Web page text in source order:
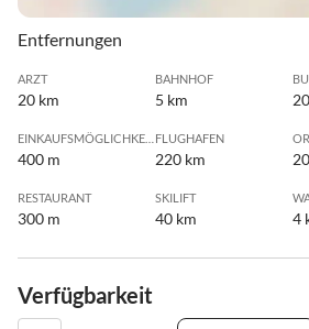
Entfernungen
ARZT
20 km
BAHNHOF
5 km
400 m
FLUGHAFEN
220 km
RESTAURANT
300 m
SKILIFT
40 km 4
Verfügbarkeit